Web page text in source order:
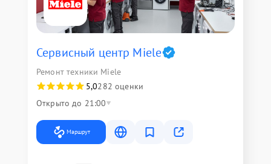
Сервисный центр Miele
Ремонт техники Miele
5,0282 оценки
Открыто до 21:00
Маршрут